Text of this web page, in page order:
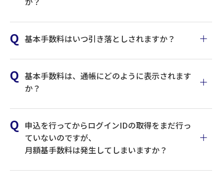
電子証明書認証方式
込）
ANSERサービスのみ
4,400円
基本手数料はいつ引き落としされますか？
基本手数料は、通帳にどのように表示されます
か？
申込を行ってからログインIDの取得をまだ行っ
ていないのですが、
月額基手数料は発生してしまいますか？